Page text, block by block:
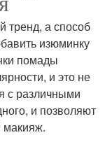
тренд, а способ
изюминку
помады
и это не
с различными
и позволяют
макияж.